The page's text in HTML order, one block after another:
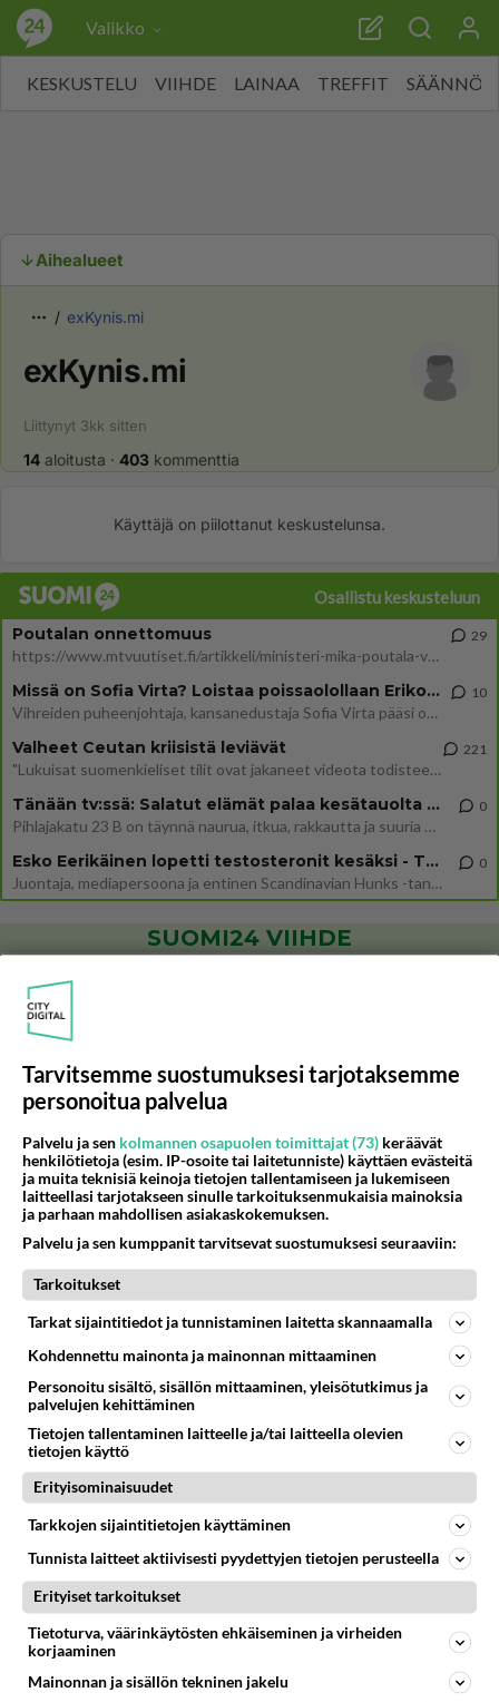
Valikko
KESKUSTELU VIIHDE LAINAA TREFFIT SÄÄNNÖT
Aihealueet
exKynis.mi
exKynis.mi
Liittynyt 3kk sitten
14 aloitusta · 403 kommenttia
Käyttäjä on piilottanut keskustelunsa.
Osallistu keskusteluun
Poutalan onnettomuus
https://www.mtvuutiset.fi/artikkeli/ministeri-mika-poutala-vakavassa-onnettomuudessa/9375980 Kumma kun jutussa ei manit
29
Missä on Sofia Virta? Loistaa poissaolollaan Erikoisjoukot uudelta kaudelta
Vihreiden puheenjohtaja, kansanedustaja Sofia Virta pääsi otsikoihin, kun tieto hänen osallistumisestaan Erikoisjoukot-k
10
Valheet Ceutan kriisistä leviävät
"Lukuisat suomenkieliset tilit ovat jakaneet videota todisteena siitä, että siirtolaisjoukot aiheuttavat edelleen Ceutas
221
Tänään tv:ssä: Salatut elämät palaa kesätauolta - Tässä hieman juonipaljastuksia
Pihlajakatu 23 B on täynnä naurua, itkua, rakkautta ja suuria salaisuuksia. Suomalaisten yksi pitkäikäisimmistä draamas
0
Esko Eerikäinen lopetti testosteronit kesäksi - Tämä ikävä vaikutus iski heti
Juontaja, mediapersoona ja entinen Scandinavian Hunks -tanssija Esko Eerikäinen on tunnettu avoimuudestaan. Nyt Eerikäi
0
SUOMI24 VIIHDE
Loukasmäki?
TTK-voittaja Johannes Holopainen paljasti iloisen uutisen - Tätä moni
ehti jo odottaa
Huoli heräsi - Erikoisjoukot tulevasta kaudesta tyly paljastus
Osallistu keskusteluun
Muistatko Mikkelin panttivankidraaman?
Uusi draamasarja järkyttävästä tapauksesta on tulossa. Tositapahtumiin perustuva sarja ammentaa vuoden 1986 Mikkelin pan
Ernest Lawson esitteli uudet TTK-tähtioppilaat ja opettajat torstaina 6.8. lehdistölle. Tulevalla kaudella on yksi hausk
Jos SDP ei voita reilusti, persut kumoavat demokratian Suomesta 701
Uuden TTK-juontajan ympärillä epätietoisuus sakenee - Nyt MTV hämmentää soppaa
Mitä tuot pöytään parisuhteessa?
Siinäpä se kysymys on otsikossa. Mitäpä siis tuot/toisit pöytään parisuhteessa? Oletko mies vai nainen? Koetko sen mitä
497
STARA.FI
IL: Mopoilijan ojaan kiilannutta poliisia epäillään kolmesta rikoksesta
Kaksi skootterikuskia pakeni poliisia Oulussa
Ilmiöksi noussut Heated Rivalry -kirjasarja ilmestyy suomeksi
Tarvitsemme suostumuksesi tarjotaksemme
personoitua palvelua
Palvelu ja sen kolmannen osapuolen toimittajat (73) keräävät
henkilötietoja (esim. IP-osoite tai laitetunniste) käyttäen evästeitä
ja muita teknisiä keinoja tietojen tallentamiseen ja lukemiseen
laitteellasi tarjotakseen sinulle tarkoituksenmukaisia mainoksia
ja parhaan mahdollisen asiakaskokemuksen.
Palvelu ja sen kumppanit tarvitsevat suostumuksesi seuraaviin:
Tarkoitukset
Tarkat sijaintitiedot ja tunnistaminen laitetta skannaamalla
Kohdennettu mainonta ja mainonnan mittaaminen
Personoitu sisältö, sisällön mittaaminen, yleisötutkimus ja
palvelujen kehittäminen
Tietojen tallentaminen laitteelle ja/tai laitteella olevien
tietojen käyttö
Erityisominaisuudet
Tarkkojen sijaintitietojen käyttäminen
Tunnista laitteet aktiivisesti pyydettyjen tietojen perusteella
Erityiset tarkoitukset
Tietoturva, väärinkäytösten ehkäiseminen ja virheiden
korjaaminen
Mainonnan ja sisällön tekninen jakelu